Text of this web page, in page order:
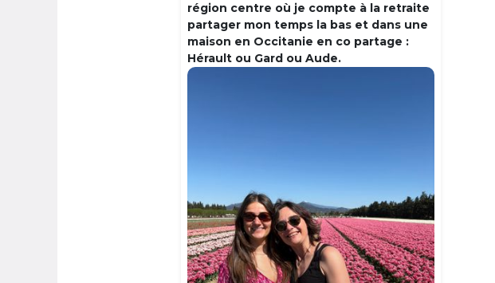
région centre où je compte à la retraite
partager mon temps la bas et dans une
maison en Occitanie en co partage :
Hérault ou Gard ou Aude.